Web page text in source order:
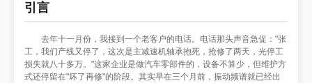
引言
去年十一月份，我接到一个老客户的电话。电话那头声音急促："张
工，我们产线又停了，这次是主减速机轴承抱死，抢修了两天，光停工
损失就八十多万。"这家企业是做汽车零部件的，设备不算少，但维护方
式还停留在"坏了再修"的阶段。其实早在三个月前，振动频谱就已经出